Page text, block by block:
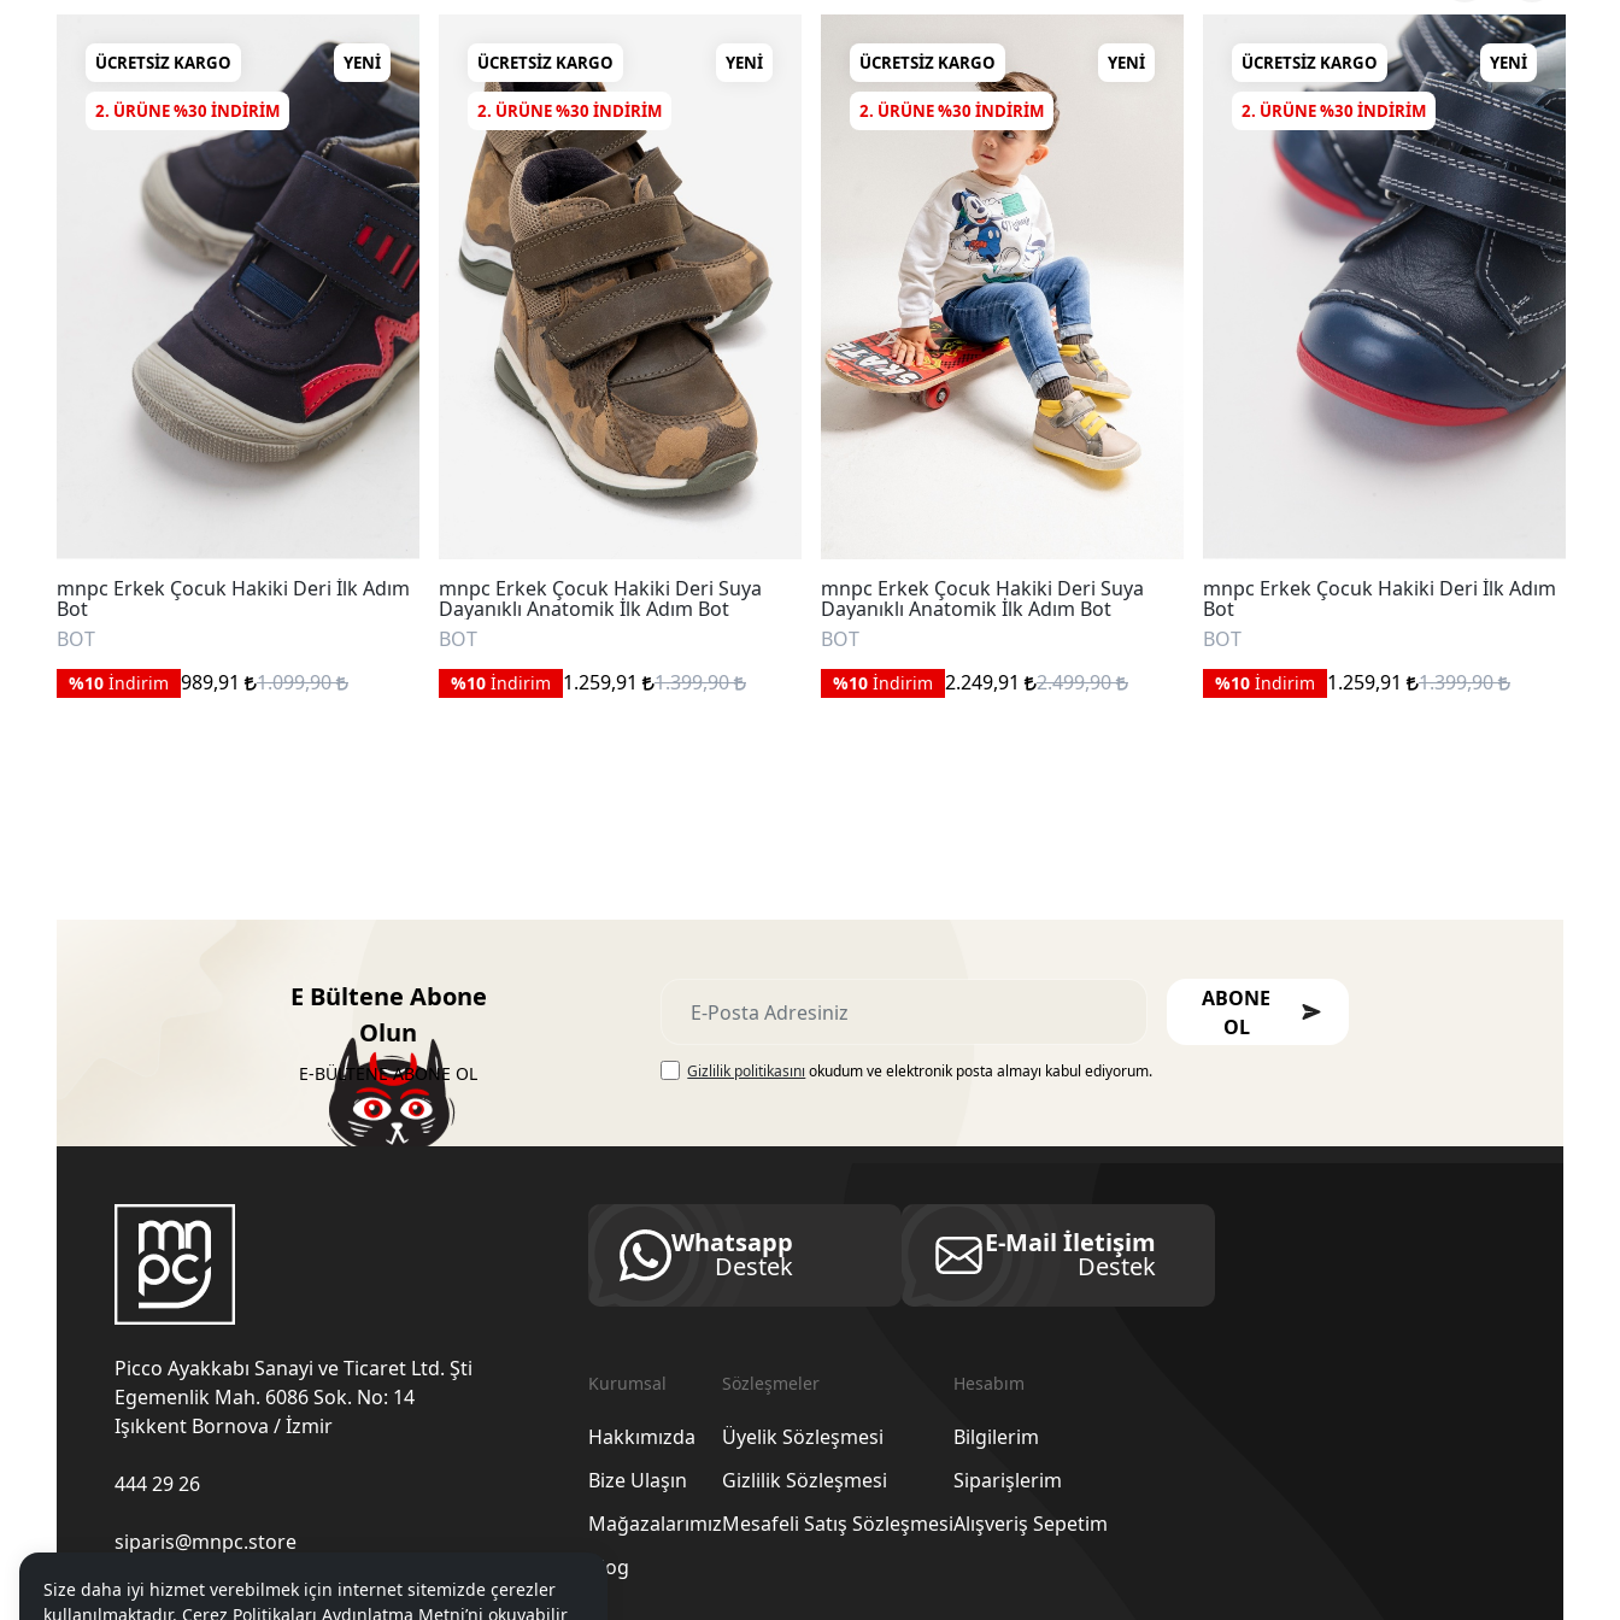
ÜCRETSIZ KARGO YENI
2. ÜRÜNE %30 INDIRIM
mnpc Erkek Çocuk Hakiki Deri İlk Adım
Bot
BOT
%10 İndirim 989,91 1.099,90
ÜCRETSIZ KARGO YENI
2. ÜRÜNE %30 INDIRIM
mnpc Erkek Çocuk Hakiki Deri Suya
Dayanıklı Anatomik İlk Adım Bot
BOT
%10 İndirim 1.259,91 1.399,90
ÜCRETSIZ KARGO YENI
2. ÜRÜNE %30 INDIRIM
mnpc Erkek Çocuk Hakiki Deri Suya
Dayanıklı Anatomik İlk Adım Bot
BOT
%10 İndirim 2.249,91 2.499,90
ÜCRETSIZ KARGO YENI
2. ÜRÜNE %30 INDIRIM
mnpc Erkek Çocuk Hakiki Deri İlk Adım
Bot
BOT
%10 İndirim 1.259,91 1.399,90
E Bültene Abone
Olun
E-BÜLTENE ABONE OL
ABONE
OL
Gizlilik politikasını okudum ve elektronik posta almayı kabul ediyorum.
Picco Ayakkabı Sanayi ve Ticaret Ltd. Şti
Egemenlik Mah. 6086 Sok. No: 14
Işıkkent Bornova / İzmir
444 29 26
siparis@mnpc.store
Whatsapp
Destek
E-Mail İletişim
Destek
Kurumsal
Hakkımızda
Bize Ulaşın
Mağazalarımız
Blog
Sözleşmeler
Üyelik Sözleşmesi
Gizlilik Sözleşmesi
Mesafeli Satış Sözleşmesi
Hesabım
Bilgilerim
Siparişlerim
Alışveriş Sepetim
Size daha iyi hizmet verebilmek için internet sitemizde çerezler
kullanılmaktadır. Çerez Politikaları Aydınlatma Metni’ni okuyabilir